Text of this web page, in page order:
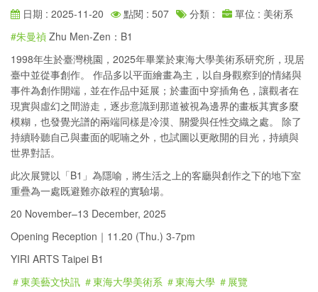
日期 : 2025-11-20 點閱 : 507 分類 :
單位 : 美術系
#朱曼禎 Zhu Men-Zen：B1
1998年生於臺灣桃園，2025年畢業於東海大學美術系研究所，現居
臺中並從事創作。 作品多以平面繪畫為主，以自身觀察到的情緒與
事件為創作開端，並在作品中延展；於畫面中穿插角色，讓觀者在
現實與虛幻之間游走，逐步意識到那道被視為邊界的畫板其實多麼
模糊，也發覺光譜的兩端同樣是冷漠、關愛與任性交織之處。 除了
持續聆聽自己與畫面的呢喃之外，也試圖以更敞開的目光，持續與
世界對話。
此次展覽以「B1」為隱喻，將生活之上的客廳與創作之下的地下室
重疊為一處既避難亦啟程的實驗場。
20 November–13 December, 2025
Opening Reception｜11.20 (Thu.) 3-7pm
YIRI ARTS Taipei B1
＃東美藝文快訊 ＃東海大學美術系 ＃東海大學 ＃展覽